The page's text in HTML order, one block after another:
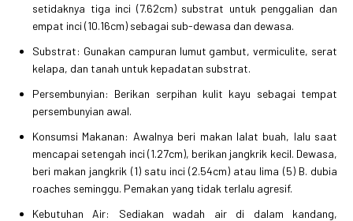
setidaknya tiga inci (7.62cm) substrat untuk penggalian dan
empat inci (10.16cm) sebagai sub-dewasa dan dewasa.
Substrat: Gunakan campuran lumut gambut, vermiculite, serat
kelapa, dan tanah untuk kepadatan substrat.
Persembunyian: Berikan serpihan kulit kayu sebagai tempat
persembunyian awal.
Konsumsi Makanan: Awalnya beri makan lalat buah, lalu saat
mencapai setengah inci (1.27cm), berikan jangkrik kecil. Dewasa,
beri makan jangkrik (1) satu inci (2.54cm) atau lima (5) B. dubia
roaches seminggu. Pemakan yang tidak terlalu agresif.
Kebutuhan Air: Sediakan wadah air di dalam kandang,